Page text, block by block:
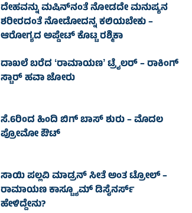
ದೇಹವನ್ನು ಮಷಿನ್‌ನಂತೆ ನೋಡದೇ ಮನುಷ್ಯನ
ಶರೀರದಂತೆ ನೋಡೋದನ್ನ ಕಲಿಯಬೇಕು –
ಆರೋಗ್ಯದ ಅಪ್ಡೇಟ್‌ ಕೊಟ್ಟ ರಶ್ಮಿಕಾ
ದಾಖಲೆ ಬರೆದ ʻರಾಮಾಯಣʼ ಟ್ರೈಲರ್ – ರಾಕಿಂಗ್
ಸ್ಟಾರ್‌ ಹವಾ ಜೋರು
ಸೆ.6ರಿಂದ ಹಿಂದಿ ಬಿಗ್ ಬಾಸ್ ಶುರು – ಮೊದಲ
ಪ್ರೋಮೋ ಔಟ್
ಸಾಯಿ ಪಲ್ಲವಿ ಮಾಡ್ರನ್‌ ಸೀತೆ ಅಂತ ಟ್ರೋಲ್‌ –
ರಾಮಾಯಣ ಕಾಸ್ಟ್ಯೂಮ್ ಡಿಸೈನರ್ಸ್‌
ಹೇಳಿದ್ದೇನು?